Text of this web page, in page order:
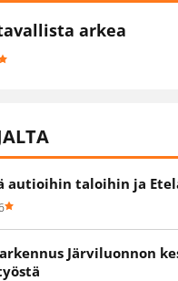
arkea
autioihin taloihin ja
Järviluonnon